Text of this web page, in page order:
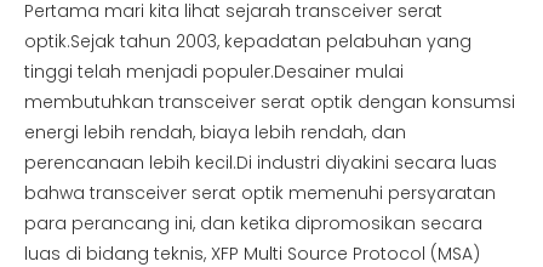
Pertama mari kita lihat sejarah transceiver serat
optik.Sejak tahun 2003, kepadatan pelabuhan yang
tinggi telah menjadi populer.Desainer mulai
membutuhkan transceiver serat optik dengan konsumsi
energi lebih rendah, biaya lebih rendah, dan
perencanaan lebih kecil.Di industri diyakini secara luas
bahwa transceiver serat optik memenuhi persyaratan
para perancang ini, dan ketika dipromosikan secara
luas di bidang teknis, XFP Multi Source Protocol (MSA)